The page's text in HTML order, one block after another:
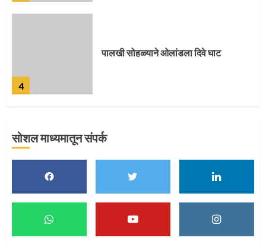
4
पालखी सोहळ्याने ओलांडला दिवे घाट
पुणेकरांकडून पालख्यांचे उत्साही स्वागत
मुख्यमंत्र्यांच्या हस्ते विठ्ठलाची महापूजा
सोशल माध्यमातून संपर्क